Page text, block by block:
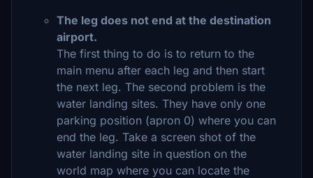
The leg does not end at the destination
airport.
The first thing to do is to return to the
main menu after each leg and then start
the next leg. The second problem is the
water landing sites. They have only one
parking position (apron 0) where you can
end the leg. Take a screen shot of the
water landing site in question on the
world map where you can locate the